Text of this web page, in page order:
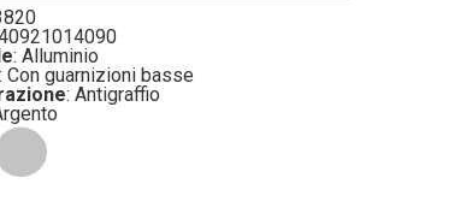
: Alluminio
: Con guarnizioni basse
: Antigraffio